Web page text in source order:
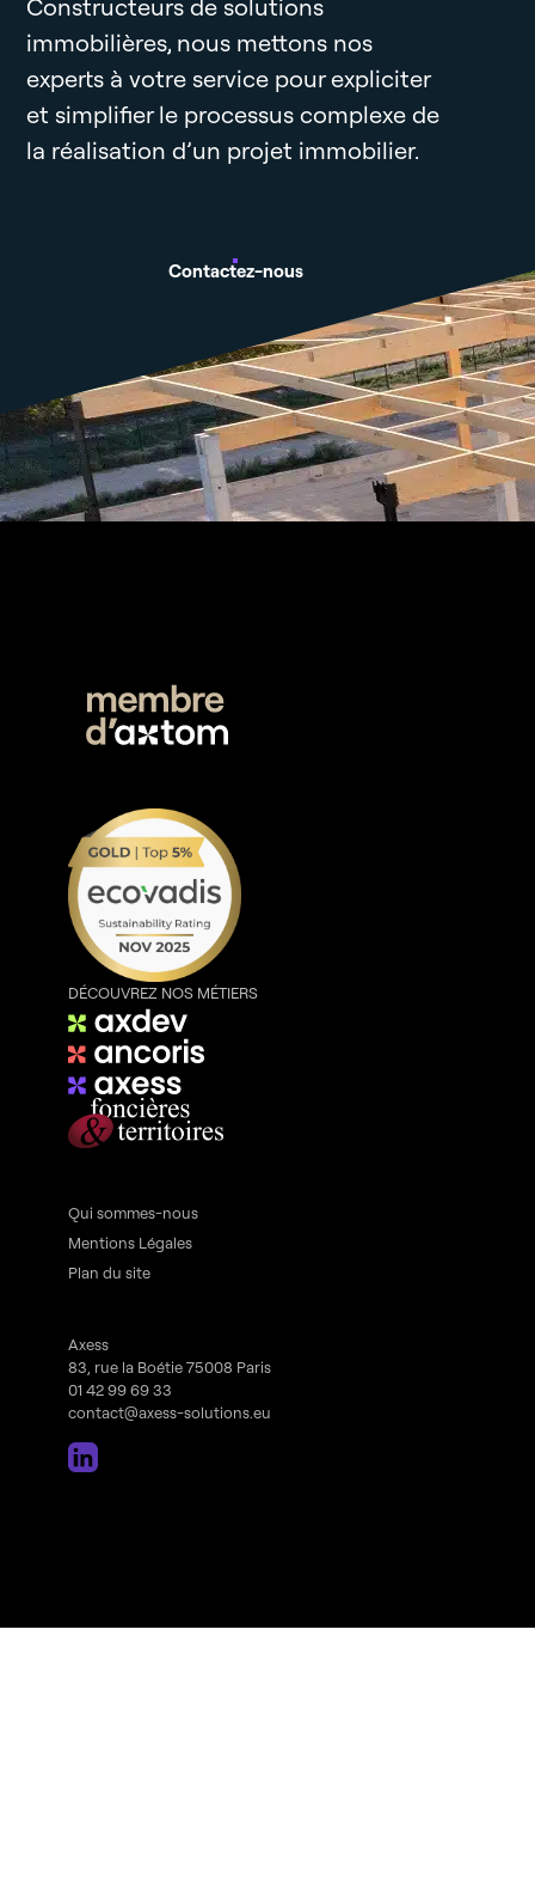
Constructeurs de solutions
immobilières, nous mettons nos
experts à votre service pour expliciter
et simplifier le processus complexe de
la réalisation d’un projet immobilier.
Contactez-nous
DÉCOUVREZ NOS MÉTIERS
Qui sommes-nous
Mentions Légales
Plan du site
Axess
83, rue la Boétie 75008 Paris
01 42 99 69 33
contact@axess-solutions.eu